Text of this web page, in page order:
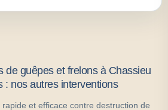
de guêpes et frelons à Chassieu
: nos autres interventions
et efficace contre destruction de